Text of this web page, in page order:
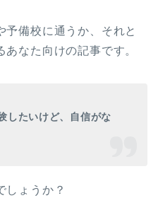
予備校に通うか、それと
なた向けの記事です。
したいけど、自信がな
しょうか？